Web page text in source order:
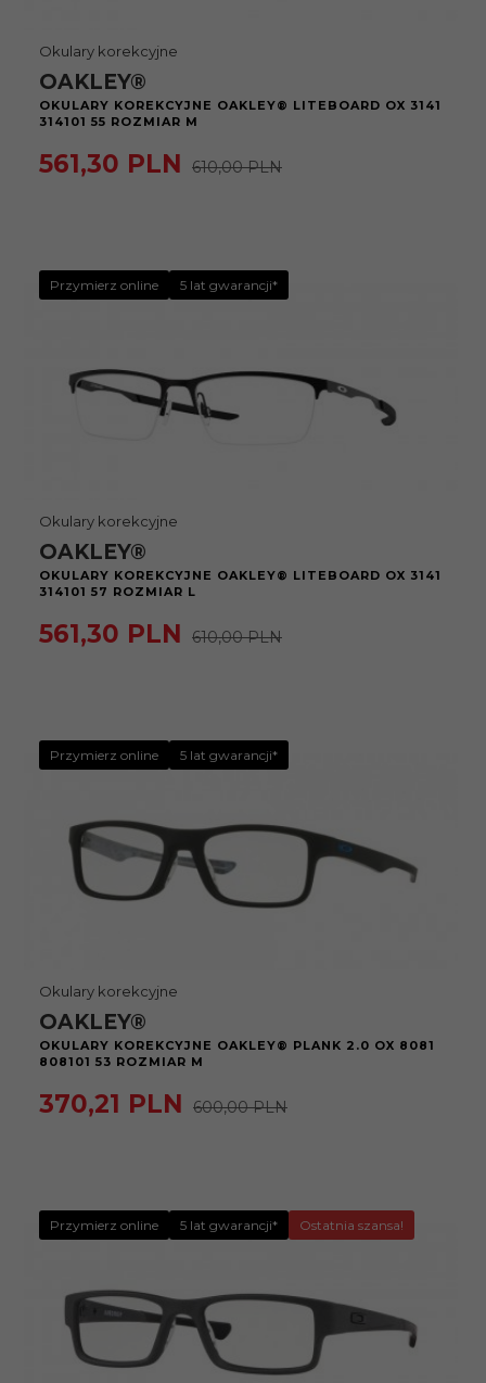
Okulary korekcyjne
OAKLEY®
OKULARY KOREKCYJNE OAKLEY® LITEBOARD OX 3141
314101 55 ROZMIAR M
561,30 PLN 610,00 PLN
Przymierz online 5 lat gwarancji*
Okulary korekcyjne
OAKLEY®
OKULARY KOREKCYJNE OAKLEY® LITEBOARD OX 3141
314101 57 ROZMIAR L
561,30 PLN 610,00 PLN
Przymierz online 5 lat gwarancji*
Okulary korekcyjne
OAKLEY®
OKULARY KOREKCYJNE OAKLEY® PLANK 2.0 OX 8081
808101 53 ROZMIAR M
370,21 PLN 600,00 PLN
Przymierz online 5 lat gwarancji* Ostatnia szansa!